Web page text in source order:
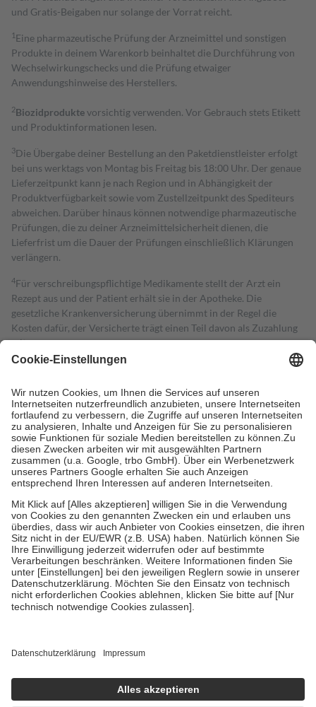
und Gratis-Beigaben nur solange der Vorrat reicht.
1 Eine pharmazeutische Prüfung der Arzneimittel und sonstigen
Produkte in deinem Warenkorb beinhaltet die Durchführung von
Wechselwirkungschecks und die Prüfung etwaiger
Anwendungshinweise des Herstellers.
2Biozidproduktevorsichtig verwenden. Vor Gebrauch stets Etikett
und Produktinformationen lesen.
3Die Übergabe deiner Bestellung an den Paketdienstleister erfolgt
bei uns werktags von Montag bis Freitag bis 18:00 Uhr. Der genaue
Lieferzeitpunkt kann je nach Region und in Abhängigkeit der
Produktverfügbarkeit sowie vom Zustellzeitpunkt des Spediteurs
abweichen. Darüber hinaus können notwendige pharmazeutische
Prüfungen, die zu deiner Arzneimittelsicherheit dienen, die
Lieferfrist um die Dauer der Prüfungen einschließlich Klärungen
verlängern.
4Für verschreibungspflichtige Medikamente stellt der Arzt ein
Rezept aus und der Patient erhält sie in der Apotheke. Die
gesetzliche Krankenversicherung übernimmt in der Regel die
Kosten dafür, der Versicherte trägt einen Teil davon als Zuzahlung
mit.
Grundsätzlich leisten Mitglieder Zuzahlungen in Höhe von zehn
höchstens zehn Euro.
Es sind jedoch nie mehr als die tatsächlichen
Kosten der Leistung zu entrichten.
Diese Regeln gelten grundsätzlich auch für Online-Apotheken.
Bei Heilmitteln und häuslicher Krankenpflege beträgt die
Zuzahlung zehn Prozent der Kosten sowie zehn Euro je
Verordnung.
Um das Engagement der Versicherten für ihre eigene Gesundheit zu
stärken und die besondere Stellung der Familie zu unterstützen,
fallenkeine Zuzahlungenan bei:
• Kindern und Jugendlichen bis zum vollendeten 18. Lebensjahr
mit Ausnahme der Fahrkosten
• Untersuchungen zur Vorsorge und Früherkennung, die von der
GKV getragen werden
• empfohlenen Schutzimpfungen
• Harn- und Blutteststreifen
getroffen, um sicherzustellen, dass es sich um echte Bewertungen
https://help.etrusted.com/hc/de/articles/4419944605341